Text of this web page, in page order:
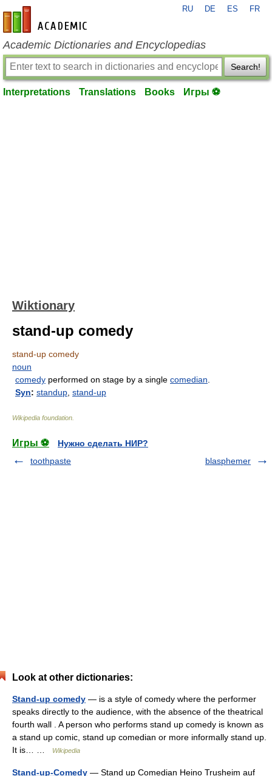
en-academic.com
RU DE ES FR
Academic Dictionaries and Encyclopedias
Search!
Interpretations Translations Books Игры ⚽
Wiktionary
stand-up comedy
stand-up comedy
noun
comedy performed on stage by a single comedian
Syn: standup stand-up
Wikipedia foundation
Игры ⚽
Нужно сделать НИР?
toothpaste
blasphemer
Look at other dictionaries:
Stand-up comedy — is a style of comedy where the performer
speaks directly to the audience, with the absence of the theatrical
fourth wall . A person who performs stand up comedy is known as
a stand up comic, stand up comedian or more informally stand up.
It is… …
Wikipedia
Stand-up-Comedy — Stand up Comedian Heino Trusheim auf